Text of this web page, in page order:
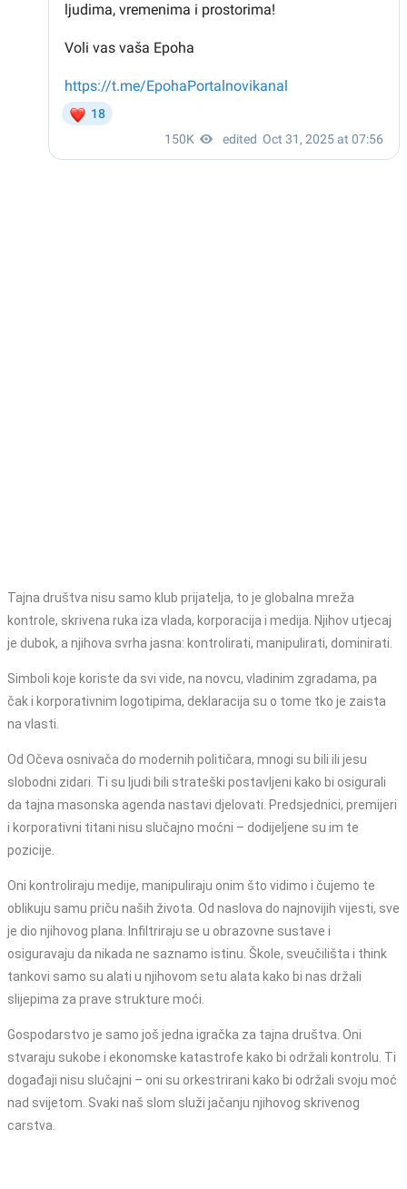
Tajna društva nisu samo klub prijatelja, to je globalna mreža
kontrole, skrivena ruka iza vlada, korporacija i medija. Njihov utjecaj
je dubok, a njihova svrha jasna: kontrolirati, manipulirati, dominirati.
Simboli koje koriste da svi vide, na novcu, vladinim zgradama, pa
čak i korporativnim logotipima, deklaracija su o tome tko je zaista
na vlasti.
Od Očeva osnivača do modernih političara, mnogi su bili ili jesu
slobodni zidari. Ti su ljudi bili strateški postavljeni kako bi osigurali
da tajna masonska agenda nastavi djelovati. Predsjednici, premijeri
i korporativni titani nisu slučajno moćni – dodijeljene su im te
pozicije.
Oni kontroliraju medije, manipuliraju onim što vidimo i čujemo te
oblikuju samu priču naših života. Od naslova do najnovijih vijesti, sve
je dio njihovog plana. Infiltriraju se u obrazovne sustave i
osiguravaju da nikada ne saznamo istinu. Škole, sveučilišta i think
tankovi samo su alati u njihovom setu alata kako bi nas držali
slijepima za prave strukture moći.
Gospodarstvo je samo još jedna igračka za tajna društva. Oni
stvaraju sukobe i ekonomske katastrofe kako bi održali kontrolu. Ti
događaji nisu slučajni – oni su orkestrirani kako bi održali svoju moć
nad svijetom. Svaki naš slom služi jačanju njihovog skrivenog
carstva.